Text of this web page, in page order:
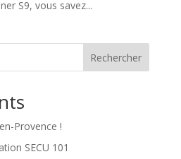
S9, vous savez...
Rechercher
Provence !
SECU 101